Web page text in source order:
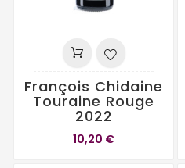
François Chidaine
Touraine Rouge
2022
10,20 €